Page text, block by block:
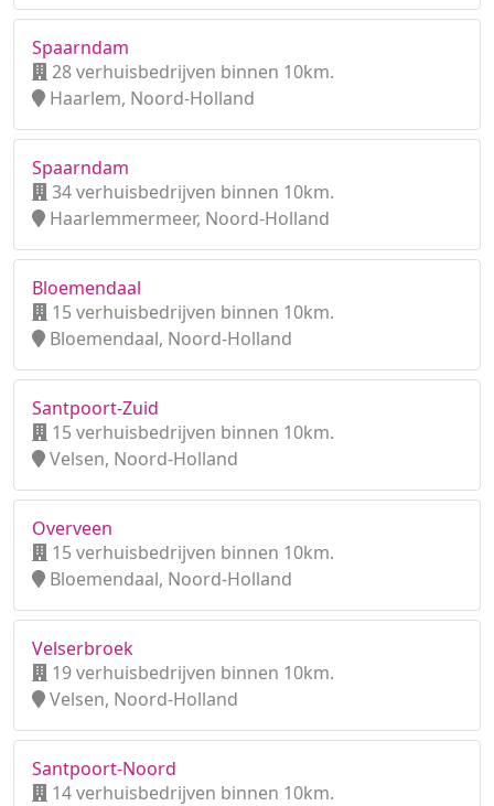
Spaarndam
28 verhuisbedrijven binnen 10km.
Haarlem, Noord-Holland
Spaarndam
34 verhuisbedrijven binnen 10km.
Haarlemmermeer, Noord-Holland
Bloemendaal
15 verhuisbedrijven binnen 10km.
Bloemendaal, Noord-Holland
Santpoort-Zuid
15 verhuisbedrijven binnen 10km.
Velsen, Noord-Holland
Overveen
15 verhuisbedrijven binnen 10km.
Bloemendaal, Noord-Holland
Velserbroek
19 verhuisbedrijven binnen 10km.
Velsen, Noord-Holland
Santpoort-Noord
14 verhuisbedrijven binnen 10km.